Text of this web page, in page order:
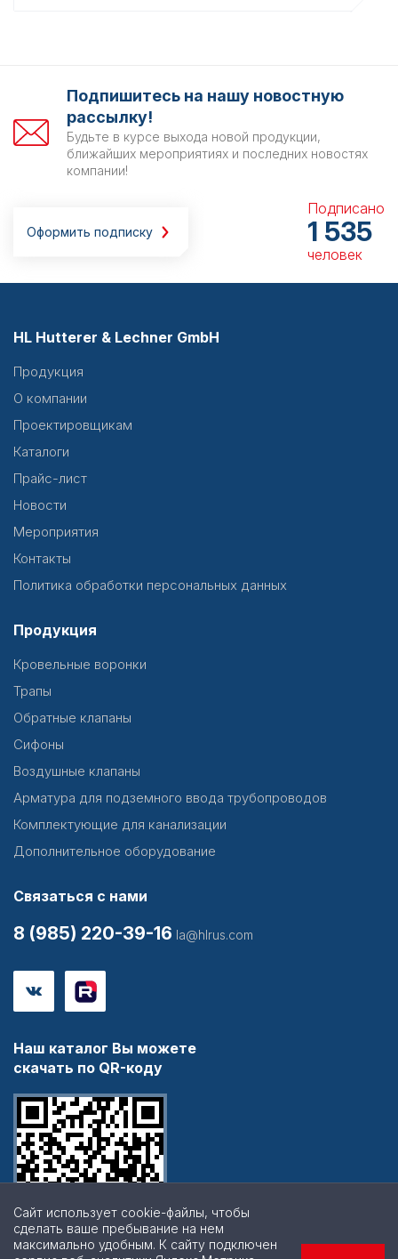
Подпишитесь на нашу новостную
рассылку!
Будьте в курсе выхода новой продукции,
ближайших мероприятиях и последних новостях
компании!
Оформить подписку
Подписано
1 535
человек
HL Hutterer & Lechner GmbH
Продукция
О компании
Проектировщикам
Каталоги
Прайс-лист
Новости
Мероприятия
Контакты
Политика обработки персональных данных
Продукция
Кровельные воронки
Трапы
Обратные клапаны
Сифоны
Воздушные клапаны
Арматура для подземного ввода трубопроводов
Комплектующие для канализации
Дополнительное оборудование
Связаться с нами
8 (985) 220-39-16 la@hlrus.com
Наш каталог Вы можете
скачать по QR-коду
Сайт использует cookie-файлы, чтобы
сделать ваше пребывание на нем
максимально удобным. К cайту подключен